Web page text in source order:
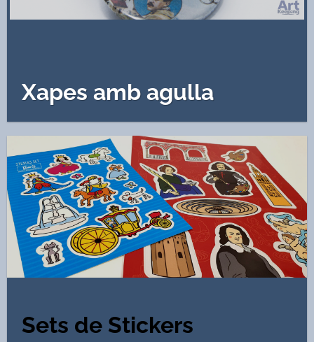
Xapes amb agulla
Sets de Stickers